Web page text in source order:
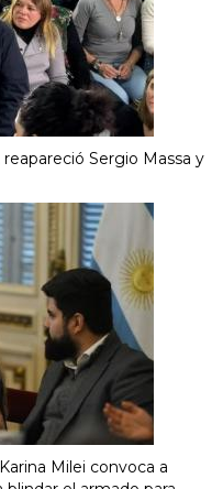
Sergio Massa y
Milei convoca a